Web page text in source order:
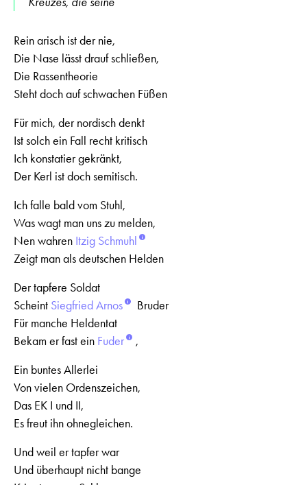
Rein arisch ist der nie,
Die Nase lässt drauf schließen,
Die Rassentheorie
Steht doch auf schwachen Füßen
Für mich, der nordisch denkt
Ist solch ein Fall recht kritisch
Ich konstatier gekränkt,
Der Kerl ist doch semitisch.
Ich falle bald vom Stuhl,
Was wagt man uns zu melden,
Nen wahren Itzig Schmuhl
Zeigt man als deutschen Helden
Der tapfere Soldat
Scheint Siegfried Arnos
Bruder
Für manche Heldentat
Bekam er fast ein Fuder
,
Ein buntes Allerlei
Von vielen Ordenszeichen,
Das EK I und II,
Es freut ihn ohnegleichen.
Und weil er tapfer war
Und überhaupt nicht bange